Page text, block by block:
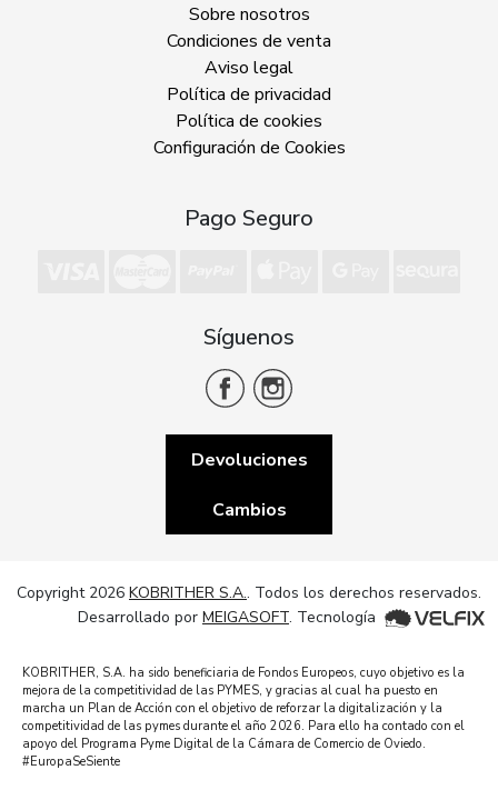
Sobre nosotros
Condiciones de venta
Aviso legal
Política de privacidad
Política de cookies
Configuración de Cookies
Pago Seguro
Síguenos
Devoluciones
Cambios
Copyright 2026 KOBRITHER S.A.. Todos los derechos reservados.
Desarrollado por MEIGASOFT. Tecnología
KOBRITHER, S.A. ha sido beneficiaria de Fondos Europeos, cuyo objetivo es la
mejora de la competitividad de las PYMES, y gracias al cual ha puesto en
marcha un Plan de Acción con el objetivo de reforzar la digitalización y la
competitividad de las pymes durante el año 2026. Para ello ha contado con el
apoyo del Programa Pyme Digital de la Cámara de Comercio de Oviedo.
#EuropaSeSiente